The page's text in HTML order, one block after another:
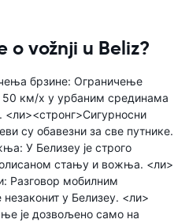
o vožnji u Beliz?
брзине: Ограничење
50 км/х у урбаним срединама
су обавезни за све путнике.
У Белизеу је строго
стању и вожња. <ли>
Разговор мобилним
у Белизеу. <ли>
је дозвољено само на